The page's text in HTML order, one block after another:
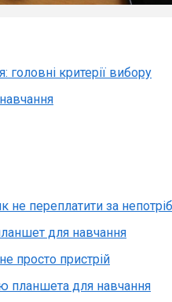
критерії вибору
переплатити за
для навчання
просто пристрій
планшета для навчання